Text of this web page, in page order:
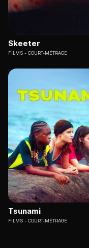
Skeeter
FILMS COURT-MÉTRAGE
Tsunami
FILMS COURT-MÉTRAGE